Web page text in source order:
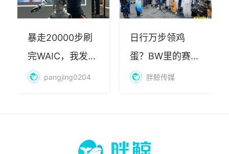
暴走20000步刷
完WAIC，我发现
AI最赚钱的不是
pangjing0204
日行万步领鸡
蛋？BW里的赛博
朝圣，藏着品牌
胖鲸传媒